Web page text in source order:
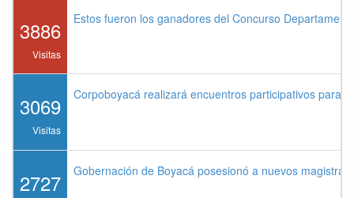
3886
Visitas
Estos fueron los ganadores del Concurso
3069
Visitas
Corpoboyacá realizará encuentros participativos para
2727 Gobernación de Boyacá posesionó a nuevos